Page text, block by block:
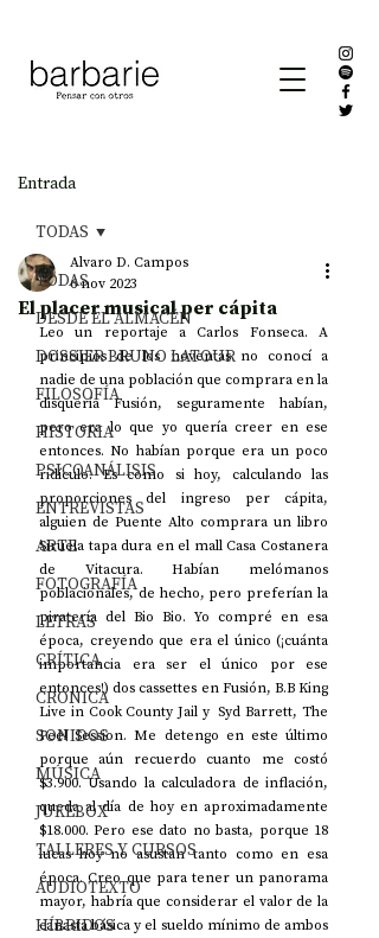
Entrada
TODAS
DESDE EL ALMACÉN
DOSSIER BRUNO LATOUR
FILOSOFÍA
HISTORIA
PSICOANÁLISIS
ENTREVISTAS
ARTE
FOTOGRAFÍA
LETRAS
CRÍTICA
CRÓNICA
SONIDOS
MÚSICA
JUKEBOX
TALLERES Y CURSOS
AUDIOTEXTO
HÍBRIDOS
TODAS
El placer musical per cápita
Alvaro D. Campos
6 nov 2023
Leo un reportaje a Carlos Fonseca. A
principios de los noventas no conocí a
nadie de una población que comprara en la
disquería Fusión, seguramente habían,
pero era lo que yo quería creer en ese
entonces. No habían porque era un poco
ridículo. Es como si hoy, calculando las
proporciones del ingreso per cápita,
alguien de Puente Alto comprara un libro
Siruela tapa dura en el mall Casa Costanera
de Vitacura. Habían melómanos
poblacionales, de hecho, pero preferían la
piratería del Bio Bio. Yo compré en esa
época, creyendo que era el único (¡cuánta
importancia era ser el único por ese
entonces!) dos cassettes en Fusión, B.B King
Live in Cook County Jail y  Syd Barrett, The
Peel Session. Me detengo en este último
porque aún recuerdo cuanto me costó
$3.900. Usando la calculadora de inflación,
queda al día de hoy en aproximadamente
$18.000. Pero ese dato no basta, porque 18
lucas hoy no asustan tanto como en esa
época. Creo que para tener un panorama
mayor, habría que considerar el valor de la
canasta básica y el sueldo mínimo de ambos